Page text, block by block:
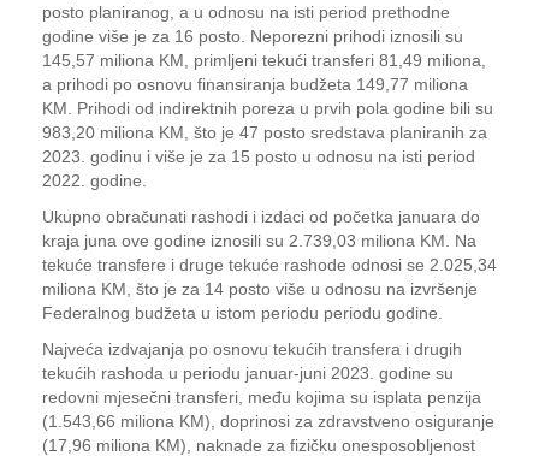
posto planiranog, a u odnosu na isti period prethodne
godine više je za 16 posto. Neporezni prihodi iznosili su
145,57 miliona KM, primljeni tekući transferi 81,49 miliona,
a prihodi po osnovu finansiranja budžeta 149,77 miliona
KM. Prihodi od indirektnih poreza u prvih pola godine bili su
983,20 miliona KM, što je 47 posto sredstava planiranih za
2023. godinu i više je za 15 posto u odnosu na isti period
2022. godine.
Ukupno obračunati rashodi i izdaci od početka januara do
kraja juna ove godine iznosili su 2.739,03 miliona KM. Na
tekuće transfere i druge tekuće rashode odnosi se 2.025,34
miliona KM, što je za 14 posto više u odnosu na izvršenje
Federalnog budžeta u istom periodu periodu godine.
Najveća izdvajanja po osnovu tekućih transfera i drugih
tekućih rashoda u periodu januar-juni 2023. godine su
redovni mjesečni transferi, među kojima su isplata penzija
(1.543,66 miliona KM), doprinosi za zdravstveno osiguranje
(17,96 miliona KM), naknade za fizičku onesposobljenost